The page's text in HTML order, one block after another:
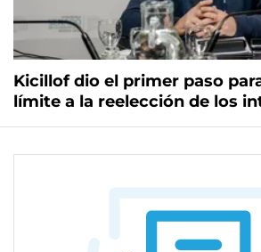
Kicillof dio el primer paso
límite a la reelección de los